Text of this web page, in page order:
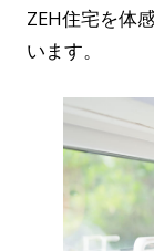
ZEH住宅を体
います。